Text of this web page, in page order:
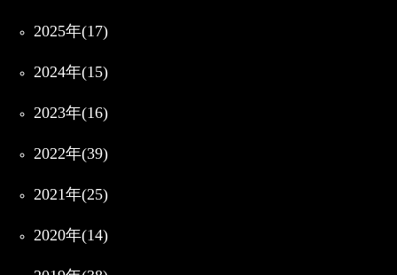
2025年(17)
2024年(15)
2023年(16)
2022年(39)
2021年(25)
2020年(14)